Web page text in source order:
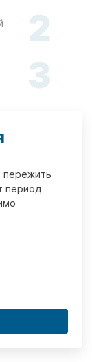
2
3
пережить
период